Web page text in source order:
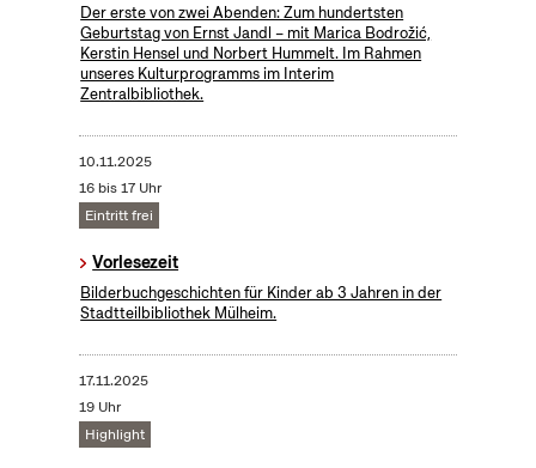
Der erste von zwei Abenden: Zum hundertsten
Geburtstag von Ernst Jandl – mit Marica Bodrožić,
Kerstin Hensel und Norbert Hummelt. Im Rahmen
unseres Kulturprogramms im Interim
Zentralbibliothek.
10.11.2025
16 bis 17 Uhr
Eintritt frei
Vorlesezeit
Bilderbuchgeschichten für Kinder ab 3 Jahren in der
Stadtteilbibliothek Mülheim.
17.11.2025
19 Uhr
Highlight